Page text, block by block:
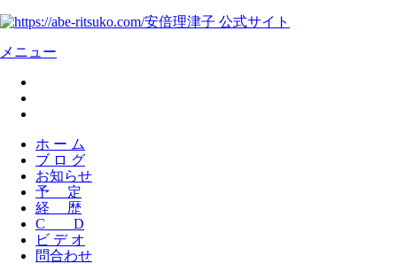
安倍理津子 公式サイト
メニュー
ホ ー ム
ブ ロ グ
お知らせ
予 定
経 歴
C D
ビ デ オ
問合わせ